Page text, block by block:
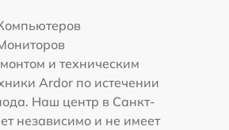
и техническим
Ardor по истечении
Наш центр в Санкт-
независимо и не имеет